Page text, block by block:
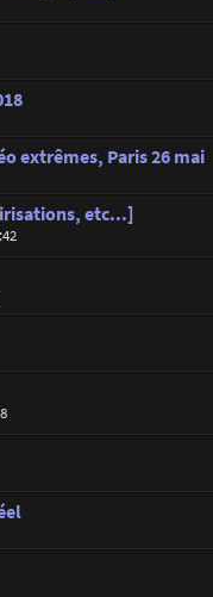
extrêmes, Paris 26 mai
etc...]